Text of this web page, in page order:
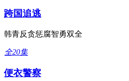
跨国追逃
韩青反贪惩腐智勇双全
全20集
便衣警察